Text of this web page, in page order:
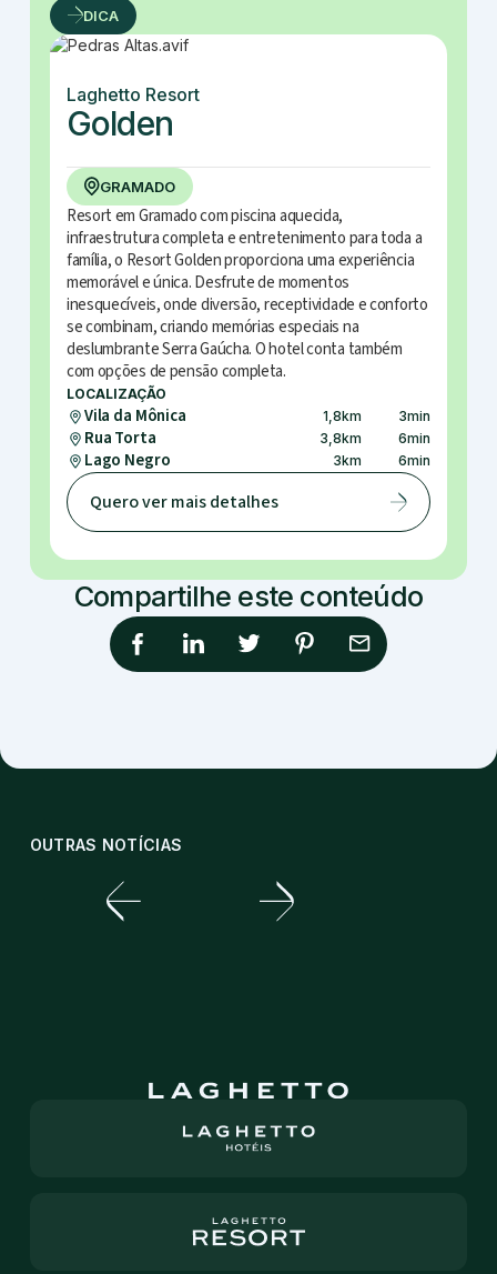
DICA
Laghetto Resort
Golden
GRAMADO
Resort em Gramado com piscina aquecida,
infraestrutura completa e entretenimento para toda a
família, o Resort Golden proporciona uma experiência
memorável e única. Desfrute de momentos
inesquecíveis, onde diversão, receptividade e conforto
se combinam, criando memórias especiais na
deslumbrante Serra Gaúcha. O hotel conta também
com opções de pensão completa.
LOCALIZAÇÃO
Vila da Mônica 1,8km 3min
Rua Torta 3,8km 6min
Lago Negro 3km 6min
Quero ver mais detalhes
Compartilhe este conteúdo
OUTRAS NOTÍCIAS